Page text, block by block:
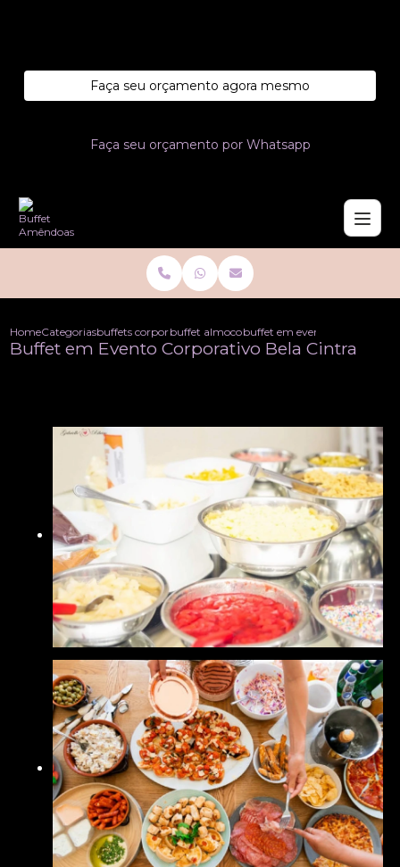
Faça seu orçamento agora mesmo
Faça seu orçamento por Whatsapp
HomeCategoriasbuffets corporativobuffet almoco corporativobuffet em evento corporativo
Buffet em Evento Corporativo Bela Cintra